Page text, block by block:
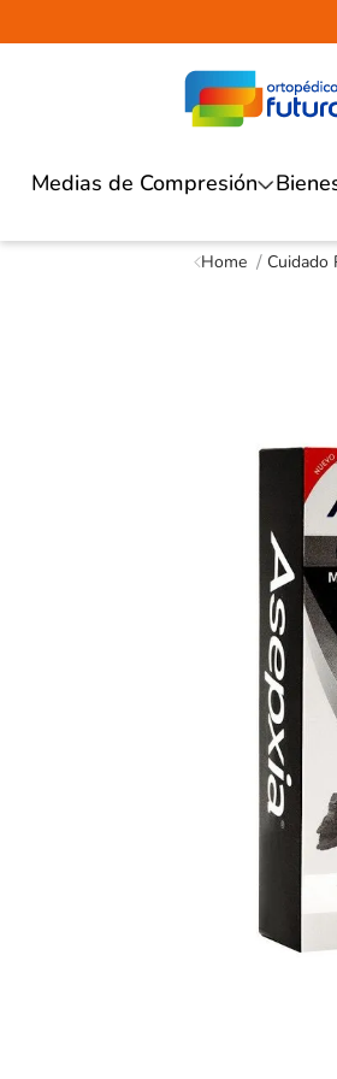
Medias de Compresión
Cuidado